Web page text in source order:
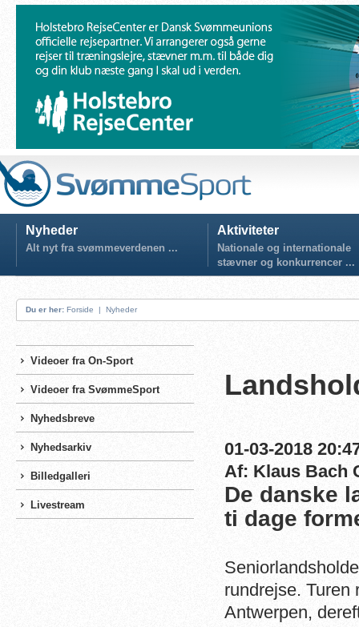
Nyheder
Alt nyt fra svømmeverdenen ...
Aktiviteter
Nationale og internationale
stævner og konkurrencer ...
Du er her: Forside | Nyheder
Videoer fra On-Sport
Videoer fra SvømmeSport
Nyhedsbreve
Nyhedsarkiv
Billedgalleri
Livestream
01-03-2018
Af: Klaus Bach
De danske
ti dage
rundrejse. Turen
Antwerpen,